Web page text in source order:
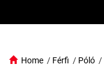
Home / Férfi / Póló /